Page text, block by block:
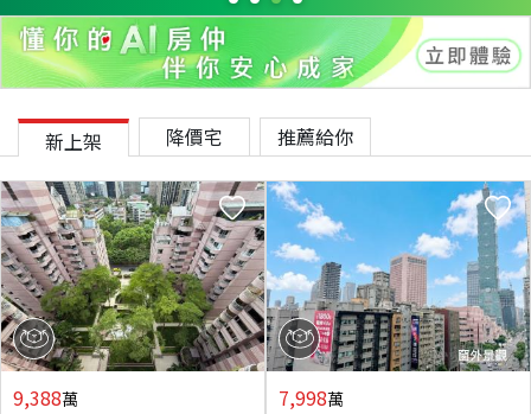
新上架 降價宅 推薦給你
9,388萬 7,998萬